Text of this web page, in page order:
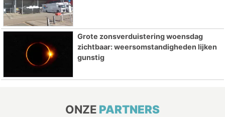
Grote zonsverduistering woensdag
zichtbaar: weersomstandigheden lijken
gunstig
ONZE PARTNERS